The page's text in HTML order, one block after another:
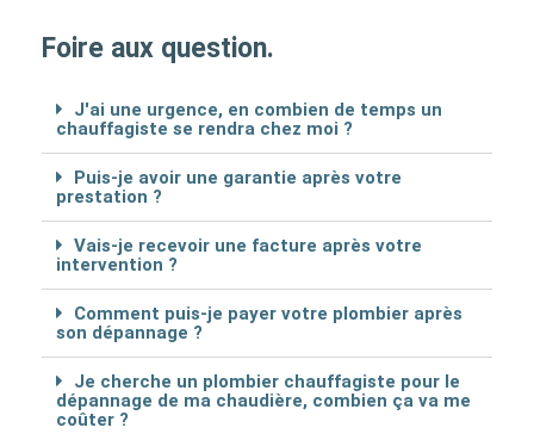
Foire aux question.
J'ai une urgence, en combien de temps un
chauffagiste se rendra chez moi ?
Puis-je avoir une garantie après votre
prestation ?
Vais-je recevoir une facture après votre
intervention ?
Comment puis-je payer votre plombier après
son dépannage ?
Je cherche un plombier chauffagiste pour le
dépannage de ma chaudière, combien ça va me
coûter ?